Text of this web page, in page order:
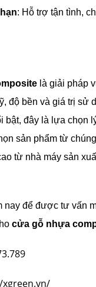
: Hỗ trợ tận tình,
là giải pháp
độ bền và giá trị sử
bật, đây là lựa chọn
sản phẩm từ
từ nhà máy sản
nay để được tư vấn
cửa gỗ nhựa